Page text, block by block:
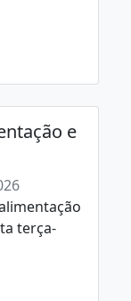
e
terça-